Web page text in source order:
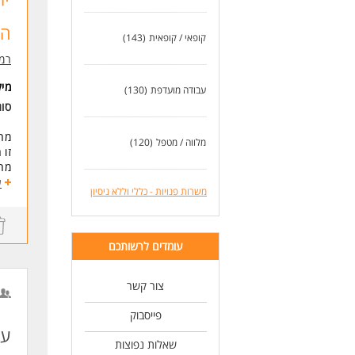
קופאי / קופאית (143)
עבודה מועדפת (130)
מלווה / מטפל (120)
משרות פנויות - כללי וללא ניסיון
עומדים לרשותכם
צור קשר
פייסבוק
שאלות נפוצות
*
-
-